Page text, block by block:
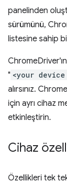
panelinden
sürümünü,
listesine sahip
" <your device
alırsınız.
için ayrı cihaz
etkinleştirin.
Cihaz
Özellikleri tek